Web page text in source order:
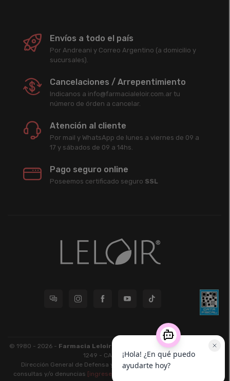
Envíos a todo el país
Por Andreani y Correo Argentino (a domicilio y
sucursales).
Cancelaciones / Arrepentimiento
Indicanos a info@farmacialeloir.com.ar tu
número de órden a cancelar.
Atención al cliente
Por mail y WhatsApp de lunes a viernes de 09 a
17 y sábados de 09 a 14hs.
Pago seguro online
Poseemos certificado seguro SSL
© 1980 - 2026 - Farmacia Leloir S.R.L.
| CUIT 33609220789 - Larrea
1249 - CABA - CP 1117
Dirección General de Defensa y Protección al Consumidor: Para
consultas y/o denuncias [ingrese aquí]